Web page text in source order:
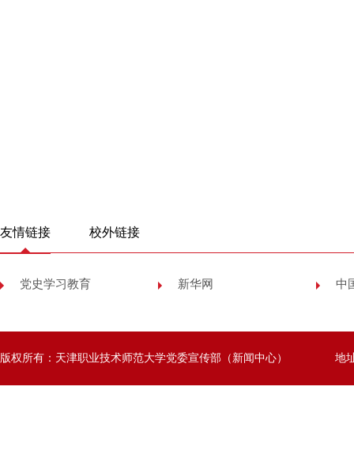
友情链接 校外链接
党史学习教育 新华网 中
版权所有：天津职业技术师范大学党委宣传部（新闻中心） 地